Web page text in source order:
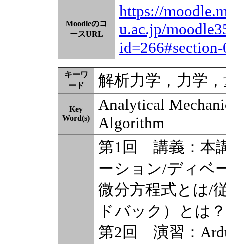
Moodleのコ
ースURL
https://
u.ac.jp/
キーワ
ード
解析力学，力学
Key
Word(s)
Analytical
Algorithm
第1回 講義：本
ーション/ディベ
微分方程式とは/
ドバック）とは？
第2回 演習：